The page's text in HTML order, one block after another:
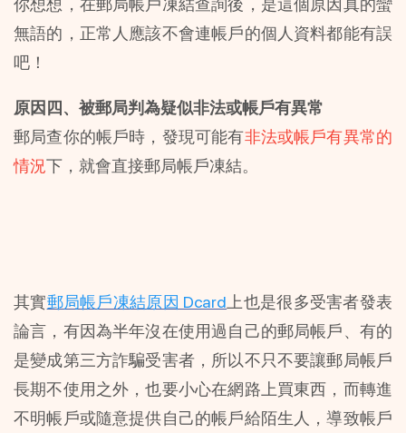
你想想，在郵局帳戶凍結查詢後，是這個原因真的蠻
無語的，正常人應該不會連帳戶的個人資料都能有誤
吧！
原因四、被郵局判為疑似非法或帳戶有異常
郵局查你的帳戶時，發現可能有非法或帳戶有異常的
情況下，就會直接郵局帳戶凍結。
其實郵局帳戶凍結原因 Dcard 上也是很多受害者發表
論言，有因為半年沒在使用過自己的郵局帳戶、有的
是變成第三方詐騙受害者，所以不只不要讓郵局帳戶
長期不使用之外，也要小心在網路上買東西，而轉進
不明帳戶或隨意提供自己的帳戶給陌生人，導致帳戶